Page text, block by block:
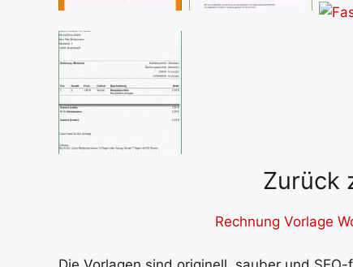
Zurück
Rechnung Vorlage